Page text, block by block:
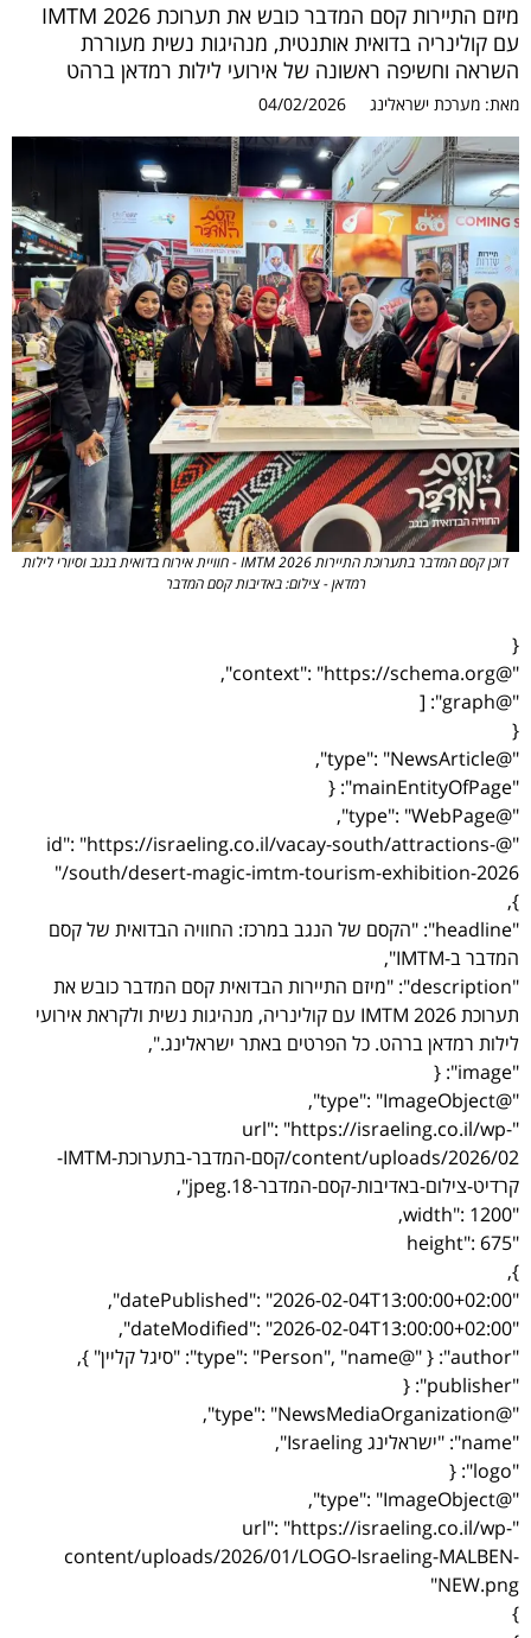
מיזם התיירות קסם המדבר כובש את תערוכת IMTM 2026
עם קולינריה בדואית אותנטית, מנהיגות נשית מעוררת
השראה וחשיפה ראשונה של אירועי לילות רמדאן ברהט
מאת: מערכת ישראלינג 04/02/2026
דוכן קסם המדבר בתערוכת התיירות IMTM 2026 - חוויית אירוח בדואית בנגב וסיורי לילות
רמדאן - צילום: באדיבות קסם המדבר
{
"@context": "https://schema.org",
"@graph": [
{
"@type": "NewsArticle",
"mainEntityOfPage": {
"@type": "WebPage",
"@id": "https://israeling.co.il/vacay-south/attractions-
south/desert-magic-imtm-tourism-exhibition-2026/"
},
"headline": "הקסם של הנגב במרכז: החוויה הבדואית של קסם
המדבר ב-IMTM",
"description": "מיזם התיירות הבדואית קסם המדבר כובש את
תערוכת IMTM 2026 עם קולינריה, מנהיגות נשית ולקראת אירועי
לילות רמדאן ברהט. כל הפרטים באתר ישראלינג.",
"image": {
"@type": "ImageObject",
"url": "https://israeling.co.il/wp-
content/uploads/2026/02/קסם-המדבר-בתערוכת-IMTM-
קרדיט-צילום-באדיבות-קסם-המדבר-18.jpeg",
"width": 1200,
"height": 675
},
"datePublished": "2026-02-04T13:00:00+02:00",
"dateModified": "2026-02-04T13:00:00+02:00",
"author": { "@type": "Person", "name": "סיגל קליין" },
"publisher": {
"@type": "NewsMediaOrganization",
"name": "ישראלינג Israeling",
"logo": {
"@type": "ImageObject",
"url": "https://israeling.co.il/wp-
content/uploads/2026/01/LOGO-Israeling-MALBEN-
NEW.png"
}